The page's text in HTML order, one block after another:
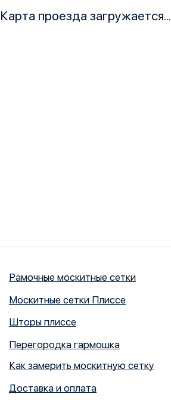
Карта проезда загружается...
Рамочные москитные сетки
Москитные сетки Плиссе
Шторы плиссе
Перегородка гармошка
Как замерить москитную сетку
Доставка и оплата